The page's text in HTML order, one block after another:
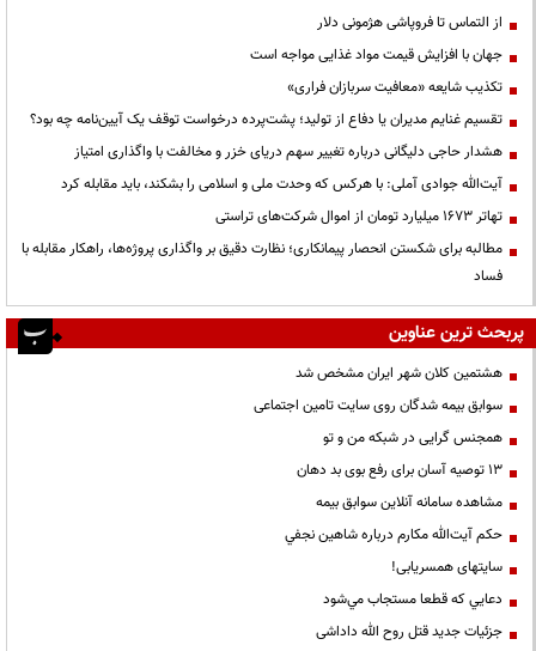
از التماس تا فروپاشی هژمونی دلار
جهان با افزایش قیمت مواد غذایی مواجه است
تکذیب شایعه «معافیت سربازان فراری»
تقسیم غنایم مدیران یا دفاع از تولید؛ پشت‌پرده درخواست توقف یک آیین‌نامه چه بود؟
هشدار حاجی دلیگانی درباره تغییر سهم دریای خزر و مخالفت با واگذاری امتیاز
آیت‌الله جوادی آملی: با هرکس که وحدت ملی و اسلامی را بشکند، باید مقابله کرد
تهاتر ۱۶۷۳ میلیارد تومان از اموال شرکت‌های تراستی
مطالبه برای شکستن انحصار پیمانکاری؛ نظارت دقیق بر واگذاری پروژه‌ها، راهکار مقابله با
فساد
پربحث ترین عناوین
هشتمین کلان شهر ایران مشخص شد
سوابق بیمه شدگان روی سایت تامین اجتماعی
همجنس گرایی در شبکه من و تو
13 توصیه آسان برای رفع بوی بد دهان
مشاهده سامانه آنلاين سوابق بیمه
حكم آيت‌الله مكارم درباره شاهين نجفي
سایتهای همسریابی!
دعايي كه قطعا مستجاب مي‌شود
جزئیات جدید قتل روح الله داداشی